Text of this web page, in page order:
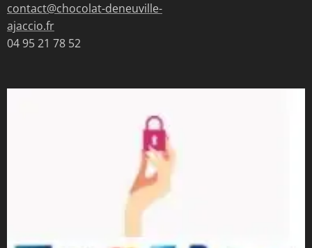
contact@chocolat-deneuville-
ajaccio.fr
04 95 21 78 52